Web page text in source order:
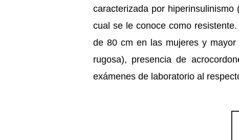
caracterizada por
cual se le conoce como
de 80 cm en las mujeres y
rugosa), presencia de
exámenes de laboratorio al